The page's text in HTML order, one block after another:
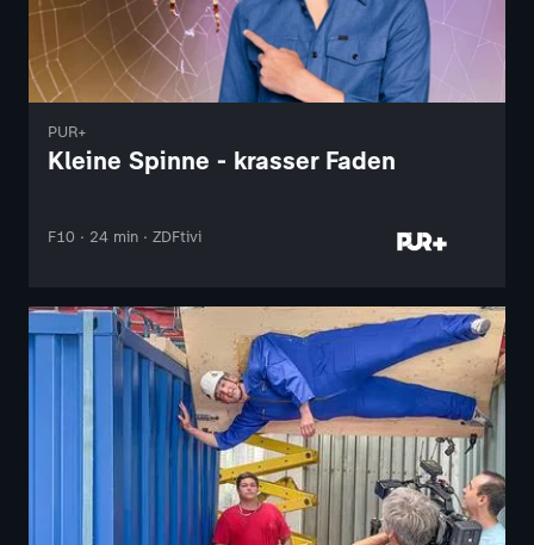
PUR+
Kleine Spinne - krasser Faden
F10 · 24 min · ZDFtivi